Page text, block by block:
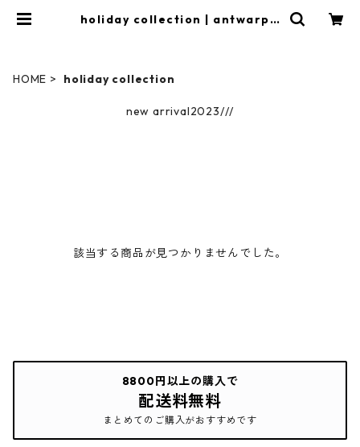
holiday collection | antwarpw
HOME holiday collection
new arrival2023///
該当する商品が見つかりませんでした。
8800円以上の購入で
配送料無料
まとめてのご購入がおすすめです